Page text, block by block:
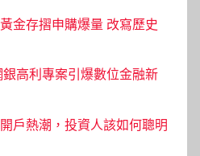
金存摺申購爆量 改寫歷史
高利專案引爆數位金融新
戶熱潮，投資人該如何聰明